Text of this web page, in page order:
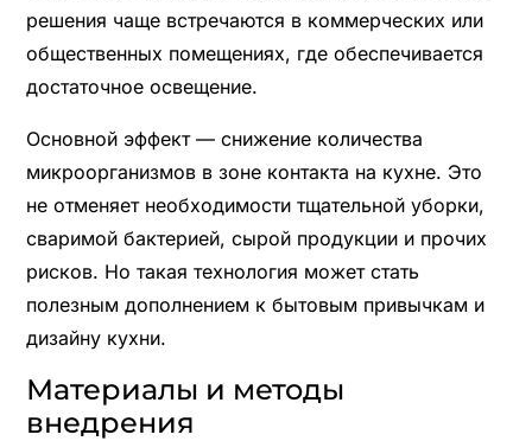
решения чаще встречаются в коммерческих или
общественных помещениях, где обеспечивается
достаточное освещение.
Основной эффект — снижение количества
микроорганизмов в зоне контакта на кухне. Это
не отменяет необходимости тщательной уборки,
сваримой бактерией, сырой продукции и прочих
рисков. Но такая технология может стать
полезным дополнением к бытовым привычкам и
дизайну кухни.
Материалы и методы
внедрения